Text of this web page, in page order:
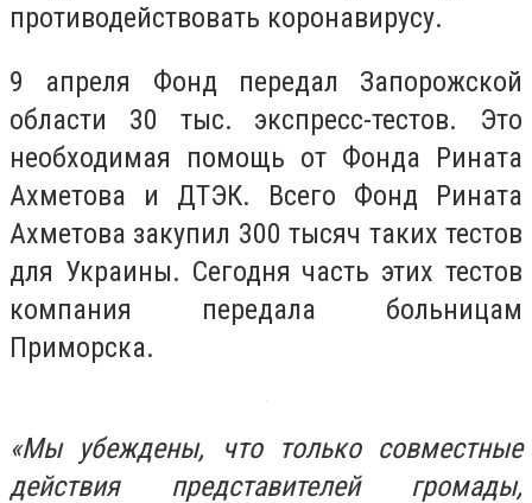
противодействовать коронавирусу.
9 апреля Фонд передал Запорожской
области 30 тыс. экспресс-тестов. Это
необходимая помощь от Фонда Рината
Ахметова и ДТЭК. Всего Фонд Рината
Ахметова закупил 300 тысяч таких тестов
для Украины. Сегодня часть этих тестов
компания передала больницам
Приморска.
«Мы убеждены, что только совместные
действия представителей громады,